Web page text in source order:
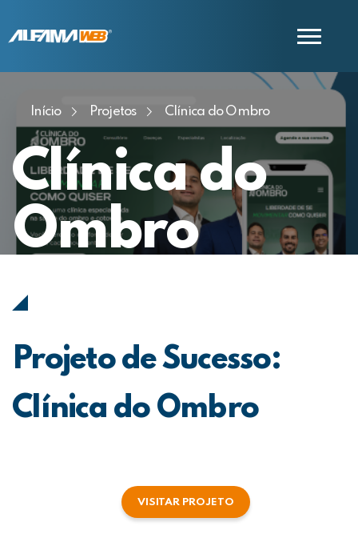
COMERCIAL
SUPORTE
Início Projetos Clínica do Ombro
Clínica do
Ombro
Projeto de Sucesso:
Clínica do Ombro
VISITAR PROJETO